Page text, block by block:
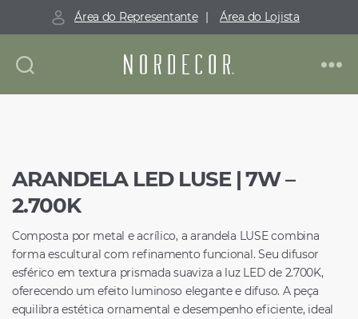
Área do Representante | Área do Lojista
Nordecor
ARANDELA LED LUSE | 7W –
2.700K
Composta por metal e acrílico, a arandela LUSE combina
forma escultural com refinamento funcional. Seu difusor
esférico em textura prismada suaviza a luz LED de 2.700K,
oferecendo um efeito luminoso elegante e difuso. A peça
equilibra estética ornamental e desempenho eficiente, ideal